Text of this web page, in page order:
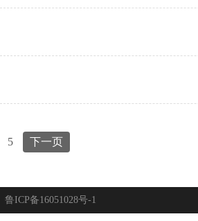
5 下一页
鲁ICP备16051028号-1